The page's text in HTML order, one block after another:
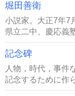
堀田善衛
小説家。大正7年7
県立二中、慶応義
記念碑
人物，時代，事件
記念するために作